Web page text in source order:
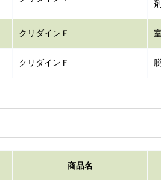
クリダインＦ
クリダインＦ
商品名